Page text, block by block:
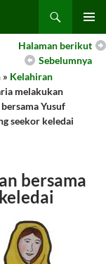
MENU
Halaman berikut
Sebelumnya
» Kelahiran
melakukan
Yusuf
seekor keledai
bersama